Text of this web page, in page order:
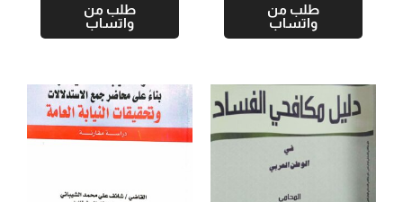
طلب من
واتساب
طلب من
واتساب